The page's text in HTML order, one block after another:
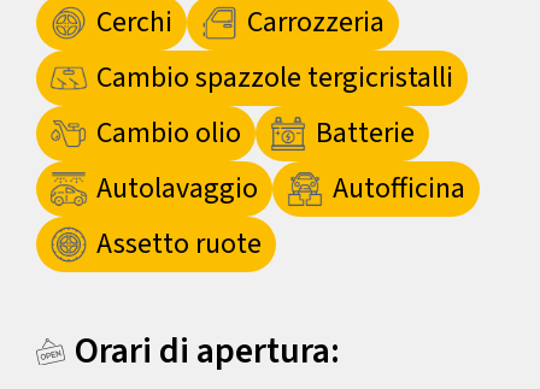
Cerchi
Carrozzeria
Cambio spazzole tergicristalli
Cambio olio
Batterie
Autolavaggio
Autofficina
Assetto ruote
Orari di apertura: